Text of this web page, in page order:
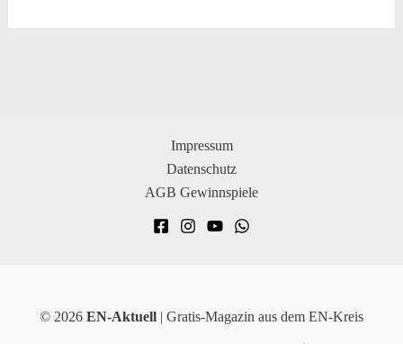
Impressum
Datenschutz
AGB Gewinnspiele
© 2026 EN-Aktuell | Gratis-Magazin aus dem EN-Kreis